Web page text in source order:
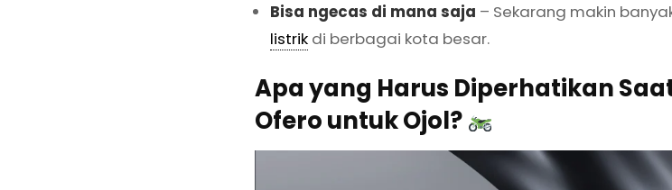
Bisa ngecas di mana saja – Sekarang makin
listrik di berbagai kota besar.
Apa yang Harus Diperhatikan
Ofero untuk Ojol?